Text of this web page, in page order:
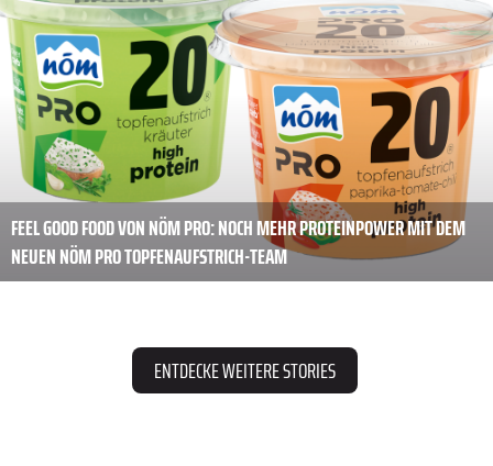
FEEL GOOD FOOD VON NÖM PRO: NOCH MEHR PROTEINPOWER MIT DEM
NEUEN NÖM PRO TOPFENAUFSTRICH-TEAM
ENTDECKE WEITERE STORIES